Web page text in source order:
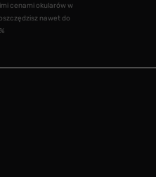
cenami okularów w
nawet do